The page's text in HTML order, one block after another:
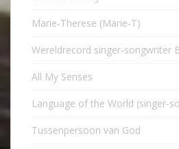
Marie-Therese (Marie-T)
Wereldrecord singer-songwriter
All My Senses
Language of the World (singer-
Tussenpersoon van God